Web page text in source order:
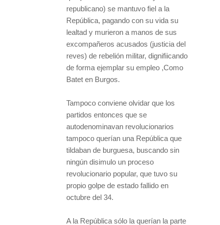
republicano) se mantuvo fiel a la
República, pagando con su vida su
lealtad y murieron a manos de sus
excompañeros acusados (justicia del
reves) de rebelión militar, dignifiicando
de forma ejemplar su empleo ,Como
Batet en Burgos.
Tampoco conviene olvidar que los
partidos entonces que se
autodenominavan revolucionarios
tampoco querían una República que
tildaban de burguesa, buscando sin
ningún disimulo un proceso
revolucionario popular, que tuvo su
propio golpe de estado fallido en
octubre del 34.
A la República sólo la querían la parte